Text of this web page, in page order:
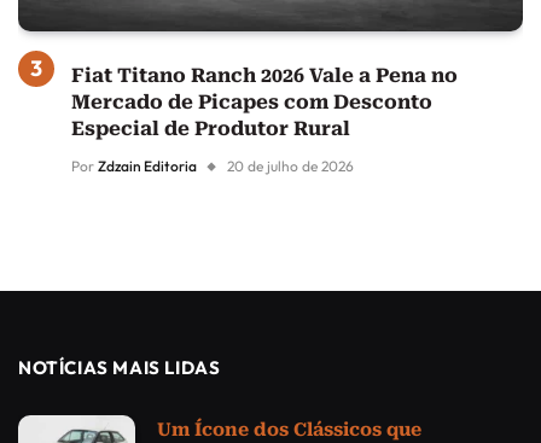
Fiat Titano Ranch 2026 Vale a Pena no
Mercado de Picapes com Desconto
Especial de Produtor Rural
Por Zdzain Editoria 20 de julho de 2026
NOTÍCIAS MAIS LIDAS
Um Ícone dos Clássicos que